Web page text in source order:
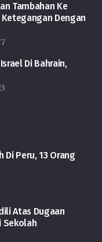
Tambahan Ke
Dengan
Di Bahrain,
Di Peru, 13 Orang
Atas Dugaan
Sekolah